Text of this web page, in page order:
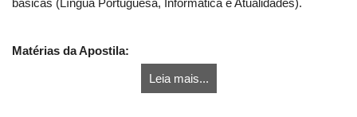
básicas (Língua Portuguesa, Informática e Atualidades).
Matérias da Apostila:
Leia mais...